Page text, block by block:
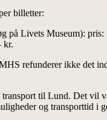
billetter:
på Livets Museum):
kr.
refunderer ikke det
transport til Lund. Det vil
og transporttid i